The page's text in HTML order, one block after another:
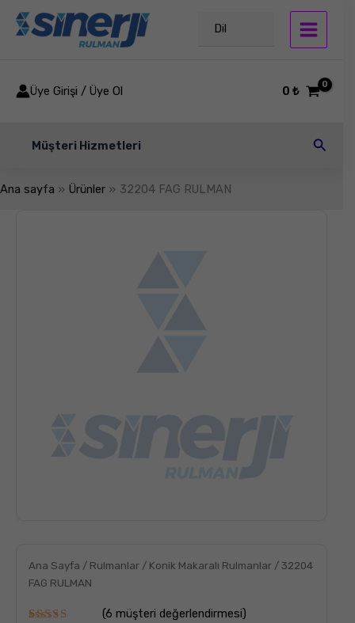
İçeriğe
atla
Dil
Üye Girişi / Üye Ol 0₺
Müşteri Hizmetleri Arama
Ana sayfa Ürünler 32204 FAG RULMAN
Ana Sayfa / Rulmanlar / Konik Makaralı Rulmanlar / 32204
FAG RULMAN
(6 müşteri değerlendirmesi)